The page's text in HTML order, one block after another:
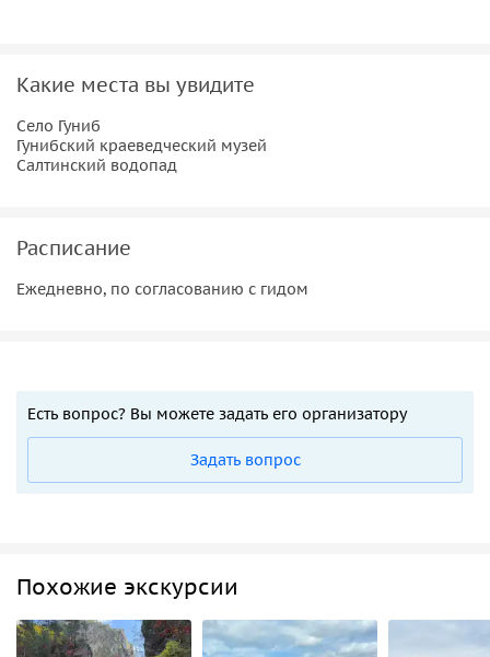
Какие места вы увидите
Село Гуниб
Гунибский краеведческий музей
Салтинский водопад
Расписание
Ежедневно, по согласованию с гидом
Есть вопрос? Вы можете задать его организатору
Задать вопрос
Похожие экскурсии